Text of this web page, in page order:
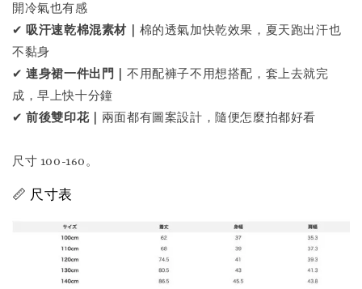
開冷氣也有感
✔吸汗速乾棉混素材｜ 棉的透氣加快乾效果，夏天跑出汗也
不黏身
✔連身裙一件出門｜不用配褲子不用想搭配，套上去就完
成，早上快十分鐘
✔前後雙印花｜ 兩面都有圖案設計，隨便怎麼拍都好看
尺寸 100-160。
📏 尺寸表